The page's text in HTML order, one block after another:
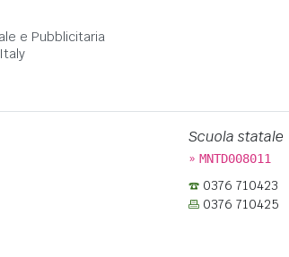
e Pubblicitaria
Scuola statale
» MNTD008011
0376 710423
0376 710425